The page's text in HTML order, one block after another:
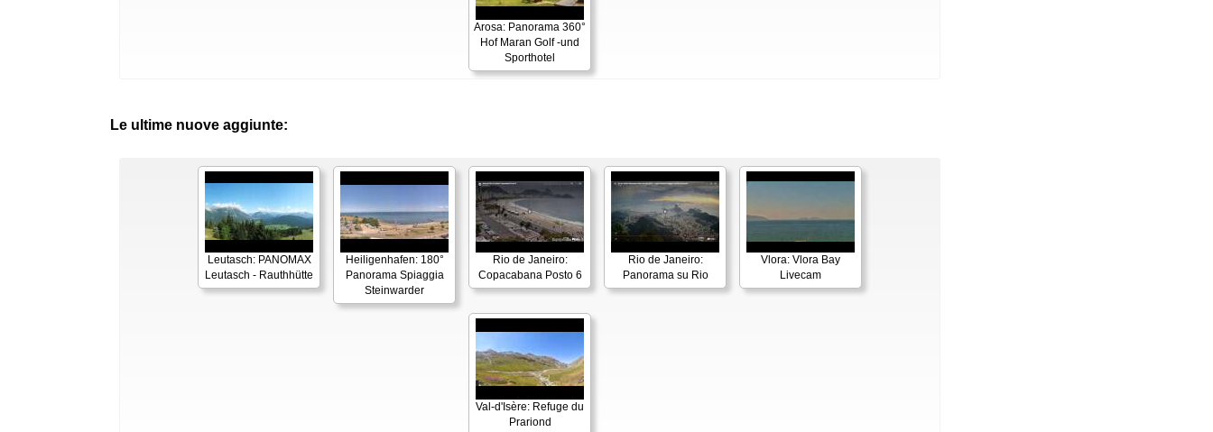
Arosa: Panorama 360°
Hof Maran Golf -und
Sporthotel
Le ultime nuove aggiunte:
Leutasch: PANOMAX
Leutasch - Rauthhütte
Heiligenhafen: 180°
Panorama Spiaggia
Steinwarder
Rio de Janeiro:
Copacabana Posto 6
Rio de Janeiro:
Panorama su Rio
Vlora: Vlora Bay
Livecam
Val-d'Isère: Refuge du
Prariond